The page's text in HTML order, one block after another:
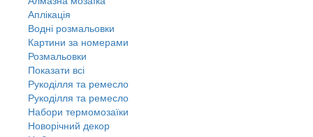
Аплікація
Водні розмальовки
Картини за номерами
Розмальовки
Показати всі
Рукоділля та ремесло
Рукоділля та ремесло
Набори термомозаїки
Новорічний декор